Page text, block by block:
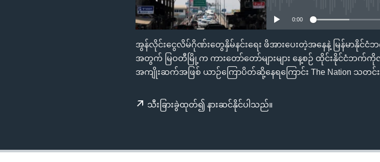
0:00
အွန်လိုင်းငွေလိမ်ဂိုဏ်းတွေနှိမ်နင်းရေး ဖိအားပေးတဲ့အနေနဲ့ မြန်မာနို
အတွက် မြဝတီမြို့က ကားတော်တော်များများ နေ့စဉ် ထိုင်းနိုင်ငံဘက်ကို
အကျိုးဆက်အဖြစ် ယာဉ်ကြောပိတ်ဆို့နေရကြောင်း The Nation သတင်း
သီးခြားခွဲထုတ်၍ နားဆင်နိုင်ပါသည်။